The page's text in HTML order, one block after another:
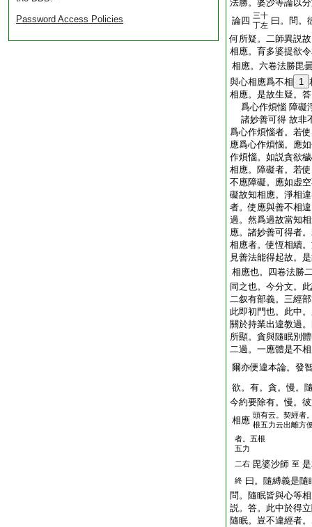
Password Access Policies
法勝。婆沙等論以
論四 三十
丁左 曰。問。
何所疑。二師異説
相應。育多婆提欲
相應。六卷法勝毘
與心相應爲不相
1
相應。是故生疑。
爲心作煩惱 障礙
諸妙善可得 故非
爲心作煩惱者。若使
應爲心作煩惱。應
作煩惱。如説貪欲
相應。障礙者。若使
不應障礙。應如虚
礙故知相應。淨相
者。使應與善不相
過。然爲過故當知
應。諸妙善可得者
相應者。使恆相續
見善法能得起故。
相應也。四卷法勝
同之也。今分文。
二叙有部義。三經
此即初門也。此中
關於持業出違教過
所顯。貪與隨眠別
二過。一應體是不
爾亦便違本論。發
欲。有。貪。慢。
今約要除有。慢。
相應 頭有云。契經者
根五力云出離方
者。五根
五力
二右 毘婆沙師 至
終 曰。隨縛義是隨
問。隨眠皆與心等
説。答。此中於得
隨眠。豈不違經者